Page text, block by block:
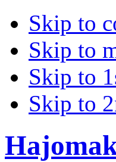
Skip to
Skip to
Skip to
Skip to